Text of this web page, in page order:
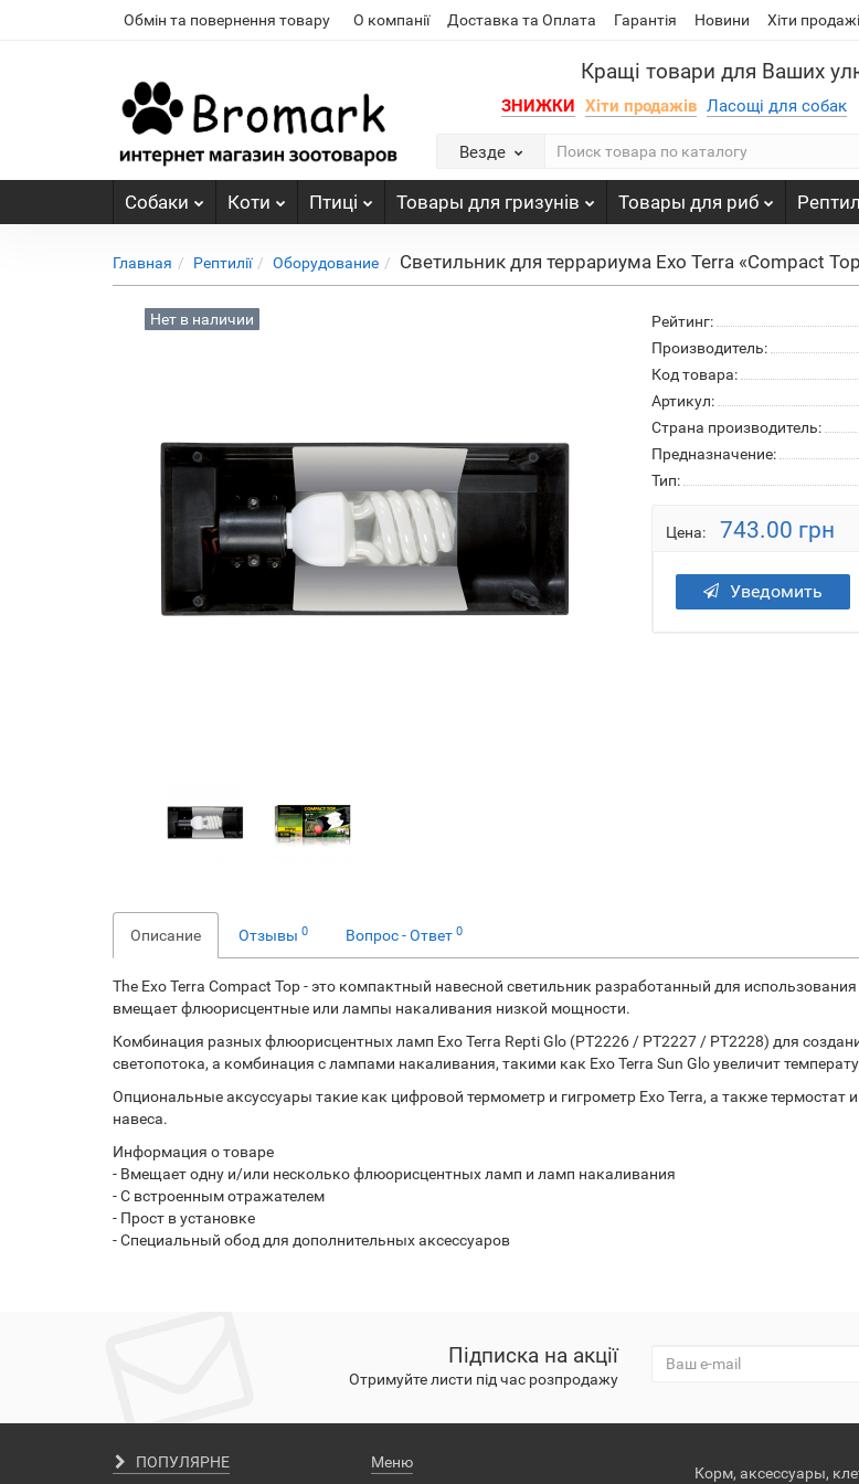
Обмін та повернення товару О компанії Доставка та Оплата Гарантія Новини Хіти
Кращі товари для Ваших
ЗНИЖКИ Хіти продажів Ласощі для собак
Везде
Собаки Коти Птиці Товары для гризунів Товары для риб
Главная Рептилії Оборудование Светильник для террариума Exo Terra «Compact
Нет в наличии Рейтинг:
Производитель:
Код товара:
Артикул:
Страна производитель:
Предназначение:
Тип:
Цена: 743.00 грн
Уведомить
Описание Отзывы 0 Вопрос - Ответ 0
The Exo Terra Compact Top - это компактный навесной светильник разработанный для
вмещает флюорисцентные или лампы накаливания низкой мощности.
Комбинация разных флюорисцентных ламп Exo Terra Repti Glo (PT2226 / PT2227 / PT2228) для
светопотока, а комбинация с лампами накаливания, такими как Exo Terra Sun Glo увеличит
Опциональные аксуссуары такие как цифровой термометр и гигрометр Exo Terra, а также термостат
навеса.
Информация о товаре
- Вмещает одну и/или несколько флюорисцентных ламп и ламп накаливания
- С встроенным отражателем
- Прост в установке
- Специальный обод для дополнительных аксессуаров
Підписка на акції
Отримуйте листи під час розпродажу
ПОПУЛЯРНЕ Меню
Корм, аксессуары,